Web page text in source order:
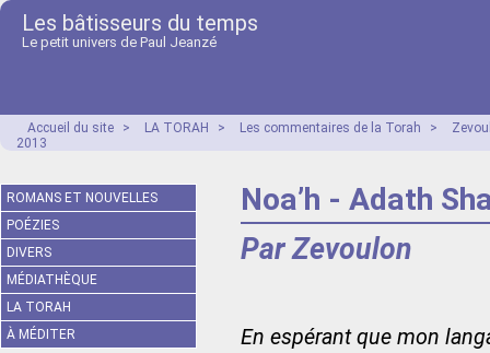
Les bâtisseurs du temps
Le petit univers de Paul Jeanzé
Accueil du site > LA TORAH > Les commentaires de la Torah >
2013
Noa’h - Adath
Par Zevoulon
En espérant que mon
ROMANS ET NOUVELLES
POÉZIES
DIVERS
MÉDIATHÈQUE
LA TORAH
À MÉDITER